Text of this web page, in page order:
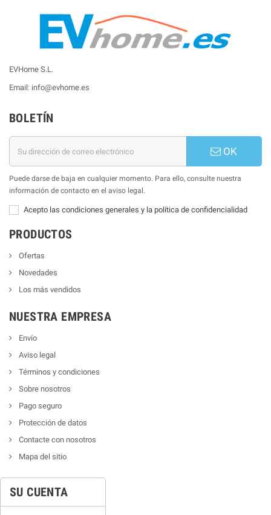
EVHome S.L.
Email: info@evhome.es
BOLETÍN
OK
Puede darse de baja en cualquier momento. Para ello, consulte nuestra
información de contacto en el aviso legal.
Acepto las condiciones generales y la política de confidencialidad
PRODUCTOS
Ofertas
Novedades
Los más vendidos
NUESTRA EMPRESA
Envío
Aviso legal
Términos y condiciones
Sobre nosotros
Pago seguro
Protección de datos
Contacte con nosotros
Mapa del sitio
SU CUENTA